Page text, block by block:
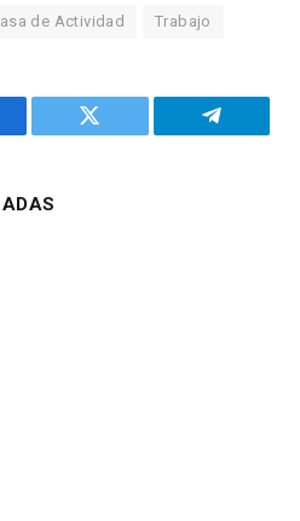
de Actividad Trabajo
Twitter Telegram